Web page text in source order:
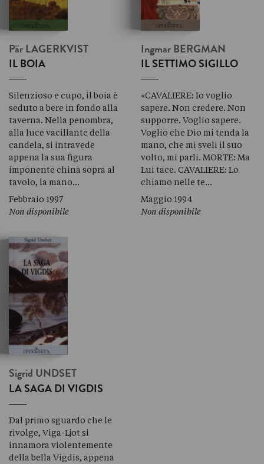
Pär LAGERKVIST
IL BOIA
Silenzioso e cupo, il boia è
seduto a bere in fondo alla
taverna. Nella penombra,
alla luce vacillante della
candela, si intravede
appena la sua figura
imponente china sopra al
tavolo, la mano…
Febbraio 1997
Non disponibile
Ingmar BERGMAN
IL SETTIMO SIGILLO
«CAVALIERE: Io voglio
sapere. Non credere. Non
supporre. Voglio sapere.
Voglio che Dio mi tenda la
mano, che mi sveli il suo
volto, mi parli. MORTE: Ma
Lui tace. CAVALIERE: Lo
chiamo nelle te…
Maggio 1994
Non disponibile
Sigrid UNDSET
LA SAGA DI VIGDIS
Dal primo sguardo che le
rivolge, Viga-Ljot si
innamora violentemente
della bella Vigdis, appena